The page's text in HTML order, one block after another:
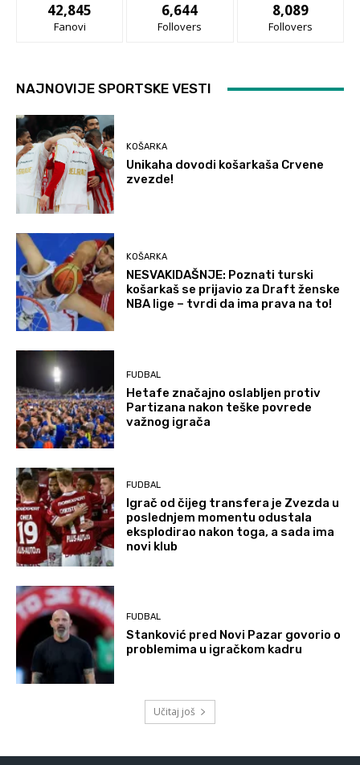
42,845
Fanovi
6,644
Follovers
8,089
Follovers
NAJNOVIJE SPORTSKE VESTI
KOŠARKA
Unikaha dovodi košarkaša Crvene
zvezde!
KOŠARKA
NESVAKIDAŠNJE: Poznati turski
košarkaš se prijavio za Draft ženske
NBA lige – tvrdi da ima prava na to!
FUDBAL
Hetafe značajno oslabljen protiv
Partizana nakon teške povrede
važnog igrača
FUDBAL
Igrač od čijeg transfera je Zvezda u
poslednjem momentu odustala
eksplodirao nakon toga, a sada ima
novi klub
FUDBAL
Stanković pred Novi Pazar govorio o
problemima u igračkom kadru
Učitaj još